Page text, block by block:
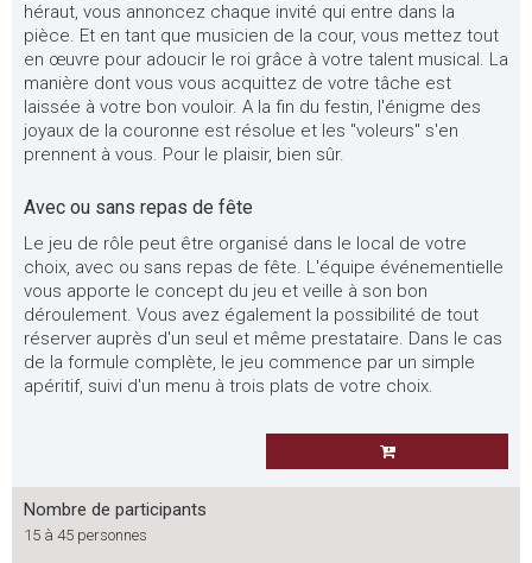
héraut, vous annoncez chaque invité qui entre dans la
pièce. Et en tant que musicien de la cour, vous mettez tout
en œuvre pour adoucir le roi grâce à votre talent musical. La
manière dont vous vous acquittez de votre tâche est
laissée à votre bon vouloir. A la fin du festin, l'énigme des
joyaux de la couronne est résolue et les "voleurs" s'en
prennent à vous. Pour le plaisir, bien sûr.
Avec ou sans repas de fête
Le jeu de rôle peut être organisé dans le local de votre
choix, avec ou sans repas de fête. L'équipe événementielle
vous apporte le concept du jeu et veille à son bon
déroulement. Vous avez également la possibilité de tout
réserver auprès d'un seul et même prestataire. Dans le cas
de la formule complète, le jeu commence par un simple
apéritif, suivi d'un menu à trois plats de votre choix.
Nombre de participants
15 à 45 personnes